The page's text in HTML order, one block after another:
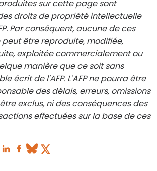
sur cette page sont
droits de propriété intellectuelle
Par conséquent, aucune de ces
être reproduite, modifiée,
exploitée commercialement ou
manière que ce soit sans
écrit de l'AFP. L'AFP ne pourra être
des délais, erreurs, omissions
exclus, ni des conséquences des
effectuées sur la base de ces